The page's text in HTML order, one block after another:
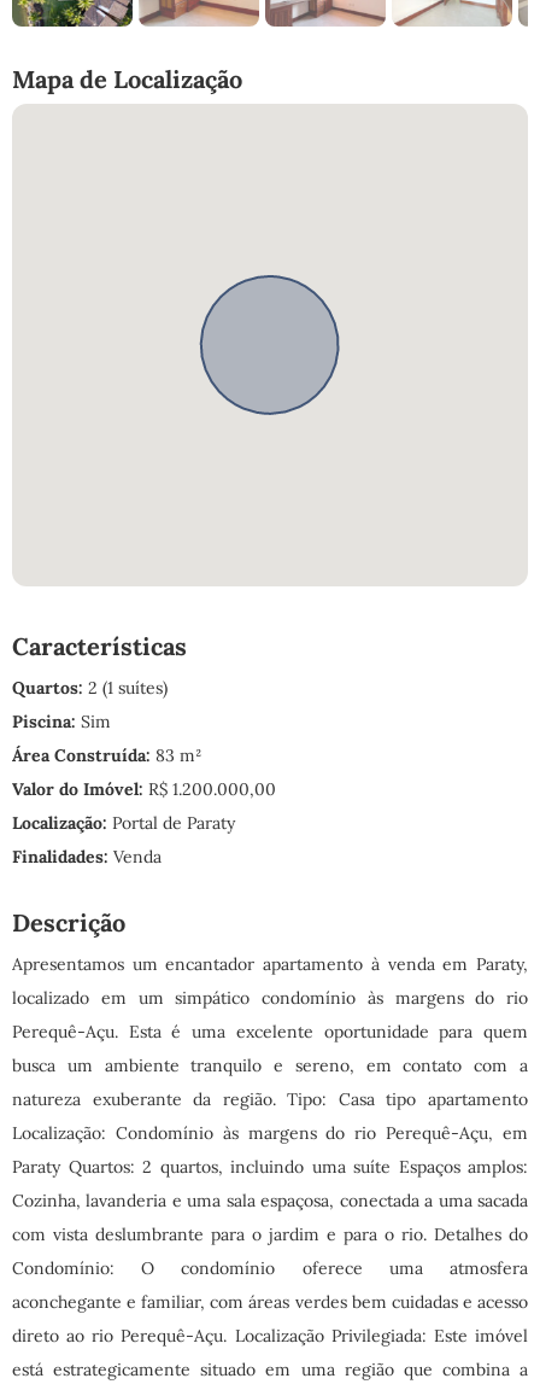
Mapa de Localização
Características
Quartos: 2 (1 suítes)
Piscina: Sim
Área Construída: 83 m²
Valor do Imóvel: R$ 1.200.000,00
Localização: Portal de Paraty
Finalidades: Venda
Descrição
Apresentamos um encantador apartamento à venda em Paraty,
localizado em um simpático condomínio às margens do rio
Perequê-Açu. Esta é uma excelente oportunidade para quem
busca um ambiente tranquilo e sereno, em contato com a
natureza exuberante da região. Tipo: Casa tipo apartamento
Localização: Condomínio às margens do rio Perequê-Açu, em
Paraty Quartos: 2 quartos, incluindo uma suíte Espaços amplos:
Cozinha, lavanderia e uma sala espaçosa, conectada a uma sacada
com vista deslumbrante para o jardim e para o rio. Detalhes do
Condomínio: O condomínio oferece uma atmosfera
aconchegante e familiar, com áreas verdes bem cuidadas e acesso
direto ao rio Perequê-Açu. Localização Privilegiada: Este imóvel
está estrategicamente situado em uma região que combina a